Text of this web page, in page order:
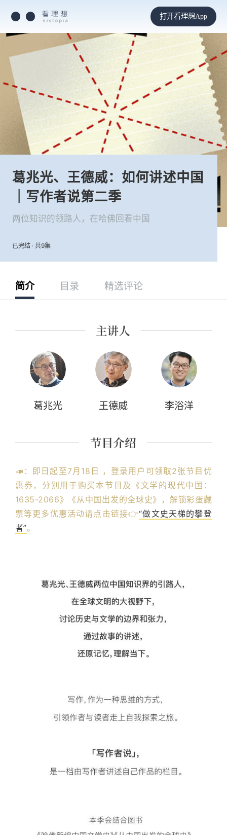
打开看理想App
葛兆光、王德威：如何讲述中国
｜写作者说第二季
两位知识的领路人，在哈佛回看中国
已完结 · 共9集
简介 目录 精选评论
葛兆光 王德威 李浴洋
📣：即日起至7月18日 ，登录用户可领取2张节目优
惠券，分别用于购买本节目及《文学的现代中国：
1635-2066》《从中国出发的全球史》，解锁彩蛋藏
票等更多优惠活动请点击链接👉“做文史天梯的攀登
者”。